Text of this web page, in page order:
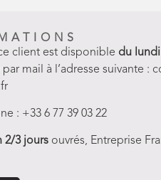
client est disponible du
par mail à l’adresse suivante :
: +33 6 77 39 03 22
2/3 joursouvrés, Entreprise